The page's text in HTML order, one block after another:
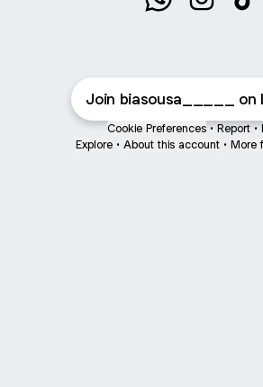
Join biasousa_____ on
Cookie Preferences • Report •
Explore • About this account • More